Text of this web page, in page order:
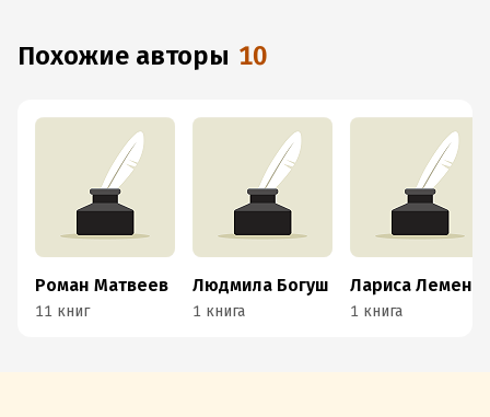
Похожие авторы 10
Роман Матвеев
11 книг
Людмила Богуш
1 книга 1 книга